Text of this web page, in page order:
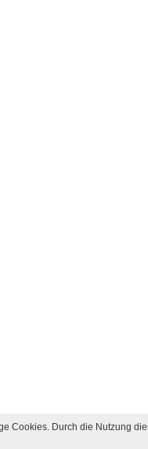
Cookies. Durch die Nutzung